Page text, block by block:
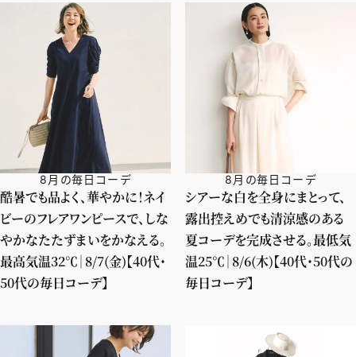
8月の毎日コーデ
酷暑でも品よく、華やかに！ネイ
ビーのフレアワンピースで、しな
やかなたたずまいをかなえる。
最高気温32℃｜8/7(金)【40代・
50代の毎日コーデ】
8月の毎日コーデ
シアーな白を全身にまとって、
露出控えめでも清涼感のある
夏コーデを完成させる。最低気
温25℃｜8/6(木)【40代・50代の
毎日コーデ】